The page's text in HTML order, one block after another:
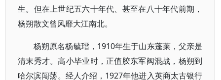
生。但在上世纪五六十年代、甚至在八十年代前期，
杨朔散文曾风靡大江南北。
杨朔原名杨毓瑨，1910年生于山东蓬莱，父亲是
清末秀才。高小毕业时，正值胶东军阀混战，杨朔到
哈尔滨闯荡。经人介绍，1927年他进入英商太古银行